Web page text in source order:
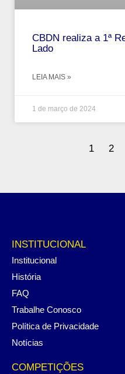
CBDN realiza a 1ª
Lado
LEIA MAIS »
1 de março de 2024
1 2
INSTITUCIONAL
Institucional
História
FAQ
Trabalhe Conosco
Política de Privacidade
Notícias
COMPETIÇÕES